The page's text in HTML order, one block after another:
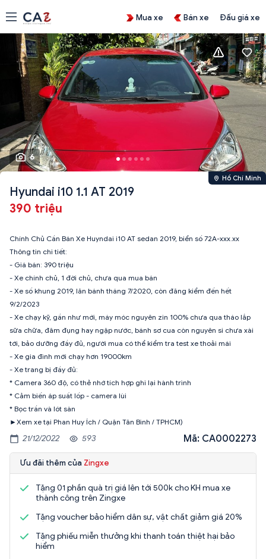
Mua xe Bán xe Đấu giá xe
6
Hồ Chí Minh
Hyundai i10 1.1 AT 2019
390 triệu
Chính Chủ Cần Bán Xe Huyndai i10 AT sedan 2019, biển số 72A-xxx.xx
Thông tin chi tiết:
- Giá bán: 390 triệu
- Xe chính chủ, 1 đời chủ, chưa qua mua bán
- Xe số khung 2019, lăn bánh tháng 7/2020, còn đăng kiểm đến hết
9/2/2023
- Xe chạy kỹ, gần như mới, máy móc nguyên zin 100% chưa qua tháo lắp
sữa chữa, đâm đụng hay ngập nước, bánh sơ cua còn nguyên si chưa xài
tới, bảo dưỡng đầy đủ, người mua có thể kiểm tra test xe thoải mái
- Xe gia đình mới chạy hơn 19000km
- Xe trang bị đầy đủ:
* Camera 360 độ, có thẻ nhớ tích hợp ghi lại hành trình
* Cảm biến áp suất lốp - camera lùi
* Bọc trần và lót sàn
►Xem xe tại Phan Huy Ích / Quận Tân Bình / TPHCM)
21/12/2022 593 Mã: CA0002273
Ưu đãi thêm của Zingxe
Tặng 01 phần quà trị giá lên tới 500k cho KH mua xe
thành công trên Zingxe
Tặng voucher bảo hiểm dân sự, vật chất giảm giá 20%
Tặng phiếu miễn thưởng khi thanh toán thiệt hại bảo
hiểm